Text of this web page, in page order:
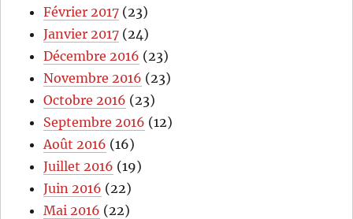
Février 2017 (23)
Janvier 2017 (24)
Décembre 2016 (23)
Novembre 2016 (23)
Octobre 2016 (23)
Septembre 2016 (12)
Août 2016 (16)
Juillet 2016 (19)
Juin 2016 (22)
Mai 2016 (22)